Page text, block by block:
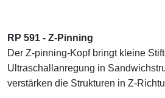
RP 591 - Z-Pinning
Der Z-pinning-Kopf bringt kleine
Ultraschallanregung in
verstärken die Strukturen in Z-